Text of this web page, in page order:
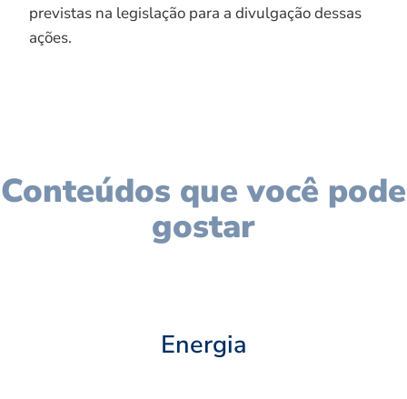
previstas na legislação para a divulgação dessas
ações.
Conteúdos que você pode
gostar
Energia